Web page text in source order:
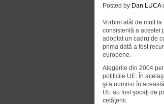
Posted by Dan LUCA
Vorbim atât de mult
consistentă a acestei
adoptat un cadru de
prima dată a fost
europene.
Alegerile din 2004
politicile UE. În
şi a numit-o în
UE au fost şocaţi de
cetãţenii.